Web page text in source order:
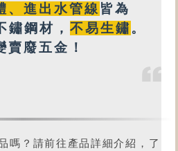
、進出水管線 皆為
鋼材， 不易生鏽 。
廢五金！
嗎？請前往產品詳細介紹，了